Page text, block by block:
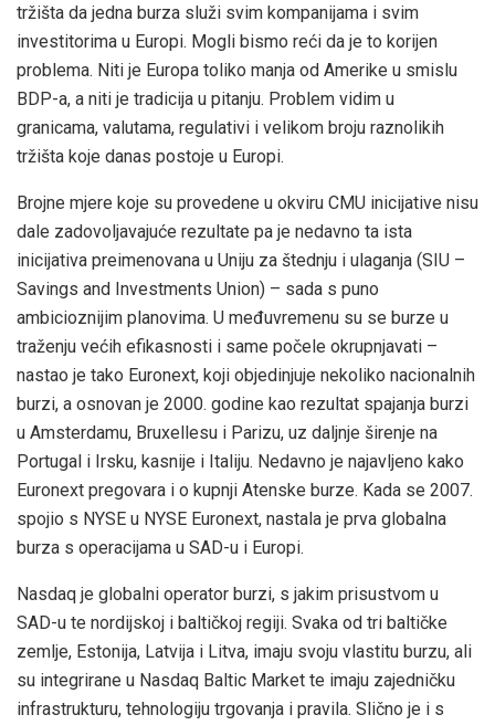
tržišta da jedna burza služi svim kompanijama i svim
investitorima u Europi. Mogli bismo reći da je to korijen
problema. Niti je Europa toliko manja od Amerike u smislu
BDP-a, a niti je tradicija u pitanju. Problem vidim u
granicama, valutama, regulativi i velikom broju raznolikih
tržišta koje danas postoje u Europi.
Brojne mjere koje su provedene u okviru CMU inicijative nisu
dale zadovoljavajuće rezultate pa je nedavno ta ista
inicijativa preimenovana u Uniju za štednju i ulaganja (SIU –
Savings and Investments Union) – sada s puno
ambicioznijim planovima. U međuvremenu su se burze u
traženju većih efikasnosti i same počele okrupnjavati –
nastao je tako Euronext, koji objedinjuje nekoliko nacionalnih
burzi, a osnovan je 2000. godine kao rezultat spajanja burzi
u Amsterdamu, Bruxellesu i Parizu, uz daljnje širenje na
Portugal i Irsku, kasnije i Italiju. Nedavno je najavljeno kako
Euronext pregovara i o kupnji Atenske burze. Kada se 2007.
spojio s NYSE u NYSE Euronext, nastala je prva globalna
burza s operacijama u SAD-u i Europi.
Nasdaq je globalni operator burzi, s jakim prisustvom u
SAD-u te nordijskoj i baltičkoj regiji. Svaka od tri baltičke
zemlje, Estonija, Latvija i Litva, imaju svoju vlastitu burzu, ali
su integrirane u Nasdaq Baltic Market te imaju zajedničku
infrastrukturu, tehnologiju trgovanja i pravila. Slično je i s